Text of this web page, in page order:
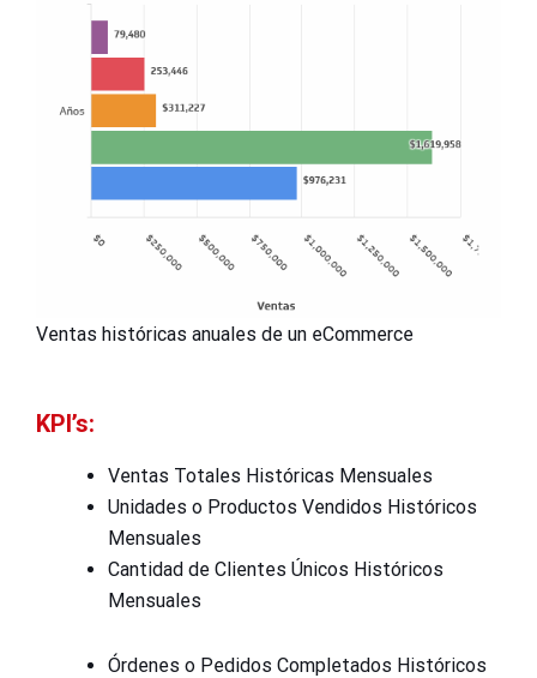
Ventas históricas anuales de un eCommerce
KPI’s:
Ventas Totales Históricas Mensuales
Unidades o Productos Vendidos Históricos
Mensuales
Cantidad de Clientes Únicos Históricos
Mensuales
Órdenes o Pedidos Completados Históricos